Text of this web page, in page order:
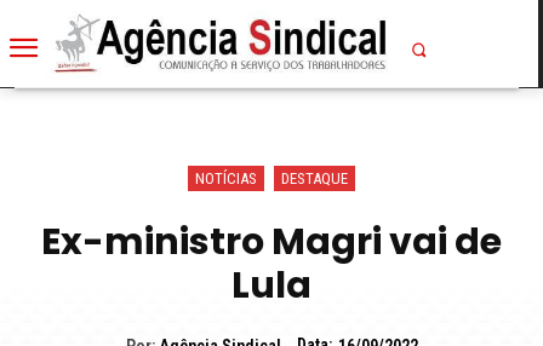
NOTÍCIAS DESTAQUE
Ex-ministro Magri vai de
Lula